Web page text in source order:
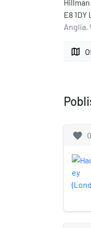
E8
Anglia,
map
favorite 0